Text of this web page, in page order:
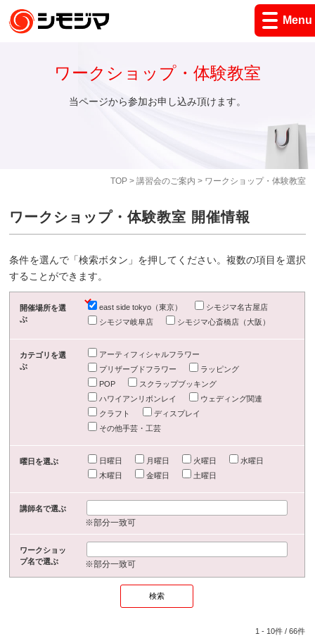
Menu
TOP> 講習会のご案内 > ワークショップ・体験教室
ワークショップ・体験教室
当ページから参加お申し込み頂けます。
ワークショップ・体験教室 開催情報
条件を選んで「検索ボタン」を押してください。複数の項目を選択
することができます。
開催場所を選
ぶ
east side tokyo（東京）
シモジマ名古屋店
シモジマ岐阜店
シモジマ心斎橋店（大阪）
カテゴリを選
ぶ
アーティフィシャルフラワー
プリザーブドフラワー
ラッピング
POP
スクラップブッキング
ハワイアンリボンレイ
ウェディング関連
クラフト
ディスプレイ
その他手芸・工芸
曜日を選ぶ 日曜日 月曜日 火曜日
水曜日
木曜日
金曜日 土曜日
講師名で選ぶ
※部分一致可
ワークショッ
プ名で選ぶ
※部分一致可
1 - 10件 /66件